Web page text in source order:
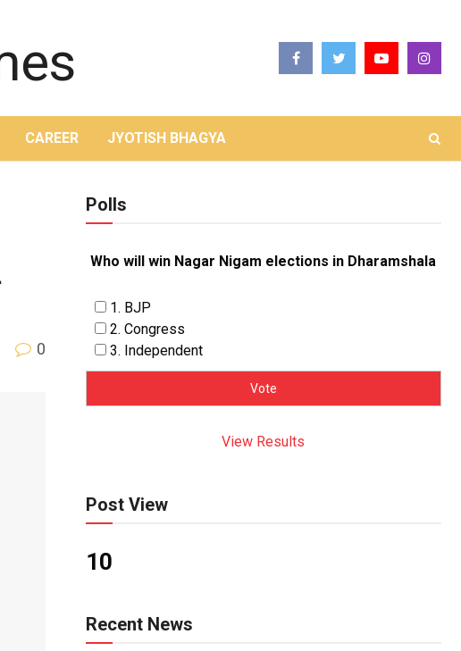
CAREER JYOTISH BHAGYA
0
Polls
Who will win Nagar Nigam elections in Dharamshala
1. BJP
2. Congress
3. Independent
View Results
Post View
10
Recent News